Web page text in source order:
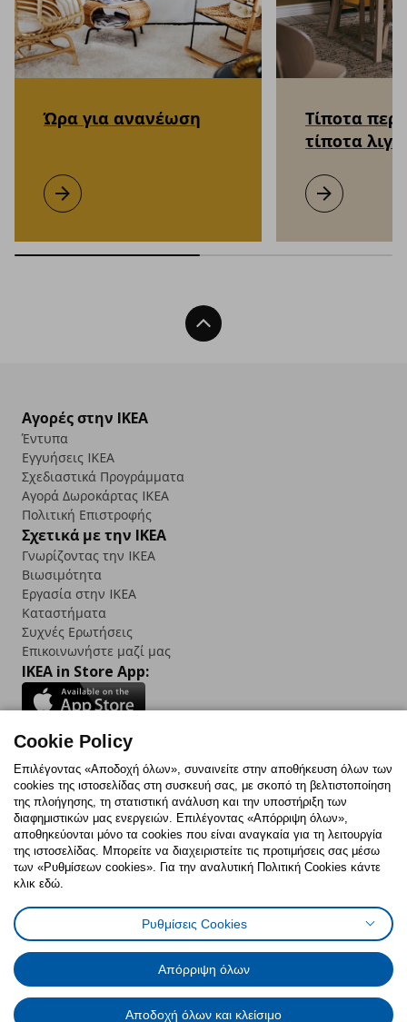
Ώρα για ανανέωση
Ώρα για ανανέωση
Μάθετε περισσότερα
Τίποτα
τίποτα
Τίποτα
Μάθετε
Back To Top
Αγορές στην IKEA
Έντυπα
Εγγυήσεις IKEA
Σχεδιαστικά Προγράμματα
Αγορά Δωρoκάρτας IKEA
Πολιτική Επιστροφής
Σχετικά με την IKEA
Γνωρίζοντας την IKEA
Βιωσιμότητα
Εργασία στην IKEA
Καταστήματα
Συχνές Ερωτήσεις
Επικοινωνήστε μαζί μας
IKEA in Store App:
Follow us:
FacebookInstagram
TikTokYoutubePinterestTwitter
Πολιτική CookiesΔήλωση ψηφιακής προσβασιμότητας
Ρυθμίσεις cookiesΌροι Χρήσης
Γενική Πολιτική Προσωπικών Δεδομένων
Πολιτική Προσωπικών Δεδομένων για ΙΚΕΑ.gr
Κώδικας Καταναλωτικής Δεοντολογίας
Cookie Policy
Επιλέγοντας «Αποδοχή όλων», συναινείτε στην αποθήκευση όλων των
cookies της ιστοσελίδας στη συσκευή σας, με σκοπό τη βελτιστοποίηση
της πλοήγησης, τη στατιστική ανάλυση και την υποστήριξη των
διαφημιστικών μας ενεργειών. Επιλέγοντας «Απόρριψη όλων»,
αποθηκεύονται μόνο τα cookies που είναι αναγκαία για τη λειτουργία
της ιστοσελίδας. Μπορείτε να διαχειριστείτε τις προτιμήσεις σας μέσω
των «Ρυθμίσεων cookies». Για την αναλυτική Πολιτική Cookies κάντε
κλικ εδώ.
Ρυθμίσεις Cookies
Απόρριψη όλων
Αποδοχή όλων και κλείσιμο